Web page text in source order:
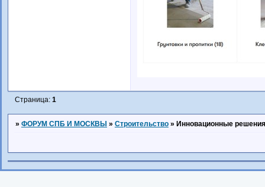
Страница: 1
» ФОРУМ СПБ И МОСКВЫ » Строительство » Инновационные